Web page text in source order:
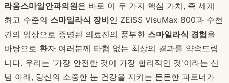
라움스마일안과의원은 바로 이 두 가지 핵심 가치, 즉 세계
최고 수준의 스마일라식 장비인 ZEISS VisuMax 800과 수천
건의 임상으로 증명된 의료진의 풍부한 스마일라식 경험을
바탕으로 환자 여러분께 타협 없는 최상의 결과를 약속드립
니다. 우리는 '가장 안전한 것이 가장 합리적인 것'이라는 신
념 아래, 당신의 소중한 눈 건강을 지키는 든든한 파트너가